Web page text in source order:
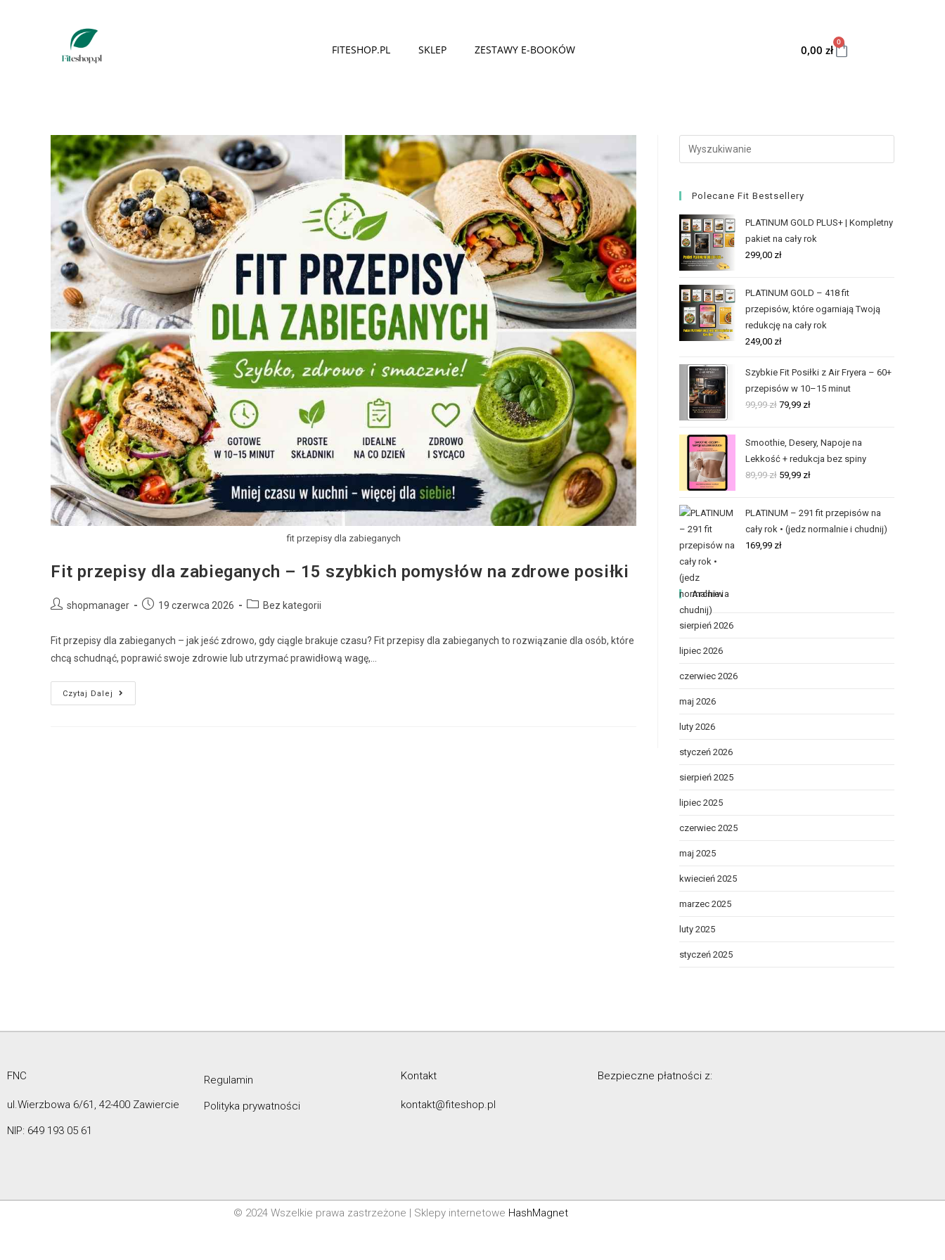
FITESHOP.PL SKLEP ZESTAWY E-BOOKÓW 0,00 zł
0
fit przepisy dla zabieganych
Fit przepisy dla zabieganych – 15 szybkich pomysłów na zdrowe posiłki
shopmanager 19 czerwca 2026 Bez kategorii
Fit przepisy dla zabieganych – jak jeść zdrowo, gdy ciągle brakuje czasu? Fit przepisy dla zabieganych to rozwiązanie dla osób, które
chcą schudnąć, poprawić swoje zdrowie lub utrzymać prawidłową wagę,…
Czytaj Dalej
Polecane Fit Bestsellery
PLATINUM GOLD PLUS+ | Kompletny
pakiet na cały rok
299,00 zł
PLATINUM GOLD – 418 fit
przepisów, które ogarniają Twoją
redukcję na cały rok
249,00 zł
Szybkie Fit Posiłki z Air Fryera – 60+
przepisów w 10–15 minut
99,99zł 79,99 zł
Smoothie, Desery, Napoje na
Lekkość + redukcja bez spiny
89,99zł 59,99 zł
PLATINUM – 291 fit przepisów na
cały rok • (jedz normalnie i chudnij)
169,99 zł
Archiwa
sierpień 2026
lipiec 2026
czerwiec 2026
maj 2026
luty 2026
styczeń 2026
sierpień 2025
lipiec 2025
czerwiec 2025
maj 2025
kwiecień 2025
marzec 2025
luty 2025
styczeń 2025
FNC
ul.Wierzbowa 6/61, 42-400 Zawiercie
NIP: 649 193 05 61
Regulamin
Polityka prywatności
Kontakt
kontakt@fiteshop.pl
Bezpieczne płatności z:
© 2024 Wszelkie prawa zastrzeżone | Sklepy internetowe HashMagnet